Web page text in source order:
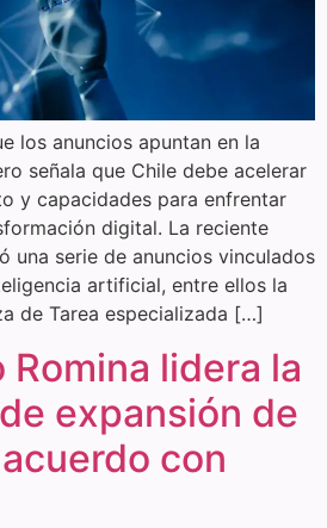
los anuncios apuntan en la
señala que Chile debe acelerar
y capacidades para enfrentar
digital. La reciente
una serie de anuncios vinculados
artificial, entre ellos la
de Tarea especializada […]
Romina lidera la
expansión de
con